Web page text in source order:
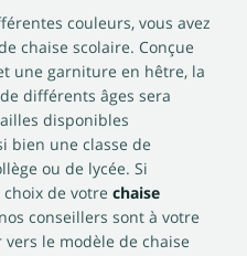
couleurs, vous avez
chaise scolaire. Conçue
une garniture en hêtre, la
différents âges sera
disponibles
bien une classe de
ou de lycée. Si
de votre chaise
conseillers sont à votre
le modèle de chaise